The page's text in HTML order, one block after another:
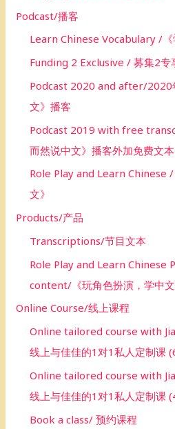
Podcast/播客
Learn Chinese Vocabulary /《
Funding 2 Exclusive / 募集2专
Podcast 2020 and after/2020
文》播客
Podcast 2019 with free
而然说中文》播客外加免费文本
Role Play and Learn Chinese
文》
Products/产品
Transcriptions/节目文本
Role Play and Learn Chinese
content/《玩角色扮演，学中
Online Course/线上课程
Online tailored course with
线上与佳佳的1对1私人定制课
Online tailored course with
线上与佳佳的1对1私人定制课
Book a class/ 预约课程